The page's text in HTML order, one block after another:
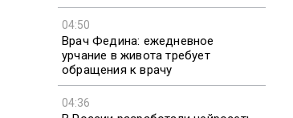
04:50
Врач Федина: ежедневное
урчание в живота требует
обращения к врачу
04:36